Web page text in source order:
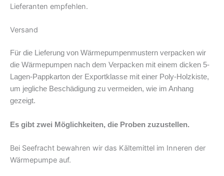
Nettogewicht
Bruttogewicht
Lieferanten empfehlen.
Versand
Für die Lieferung von Wärmepumpenmustern verpacken wir
die Wärmepumpen nach dem Verpacken mit einem dicken 5-
Lagen-Pappkarton der Exportklasse mit einer Poly-Holzkiste,
um jegliche Beschädigung zu vermeiden, wie im Anhang
gezeigt.
Es gibt zwei Möglichkeiten, die Proben zuzustellen.
Bei Seefracht bewahren wir das Kältemittel im Inneren der
Wärmepumpe auf.